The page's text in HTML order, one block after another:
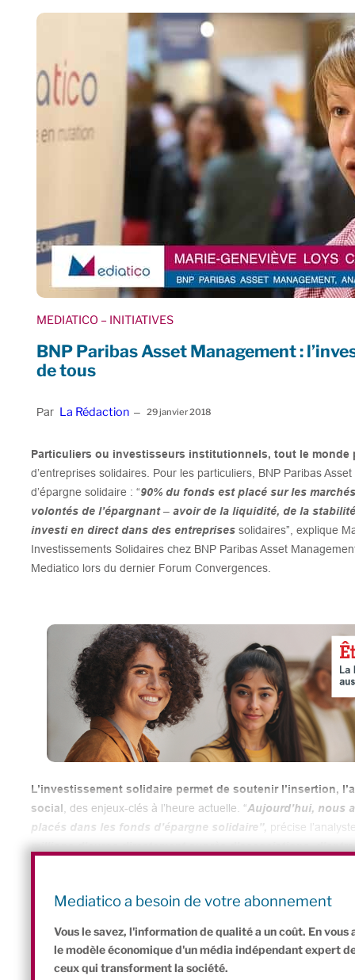
MEDIATICO – INITIATIVES
BNP Paribas Asset Management :
de tous
Par La Rédaction – 29 janvier 2018
Particuliers ou investisseurs institutionnels, tout le monde
d’entreprises solidaires. Pour les particuliers, BNP Paribas
d’épargne solidaire : “90% du fonds est placé sur les
volontés de l’épargnant – avoir de la liquidité, de la
investi en direct dans des entreprises solidaires”,explique
Investissements Solidaires chez BNP Paribas Asset
Mediatico lors du dernier Forum Convergences.
L’investissement solidaire permet de soutenir l’insertion,
social , des enjeux-clés à l’heure actuelle.“Aujourd’hui, nous
placés dans les fonds d’épargne solidaire”, précise
millions d’euros directement auprès d’associations,
Mediatico a besoin de votre abonnement
Vous le savez, l'information de qualité a un coût. En
le modèle économique d'un média indépendant expert
ceux qui transforment la société.